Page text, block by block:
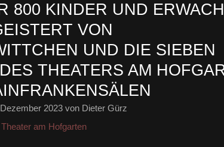
800 KINDER UND
VON
UND DIE SIEBEN
THEATERS AM
2023 von Dieter Gürz
am Hofgarten